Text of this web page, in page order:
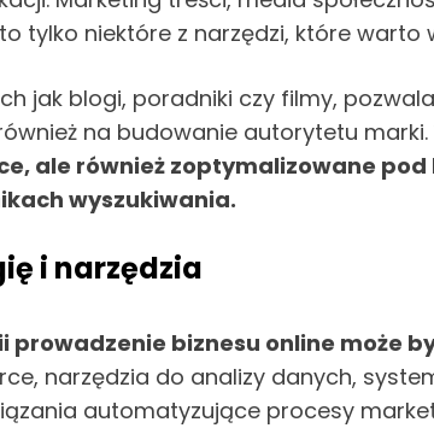
tylko niektóre z narzędzi, które warto
jak blogi, poradniki czy filmy,
na budowanie autorytetu marki.
ale również zoptymalizowane pod
wyszukiwania.
i narzędzia
prowadzenie biznesu online może
narzędzia do analizy danych,
automatyzujące procesy